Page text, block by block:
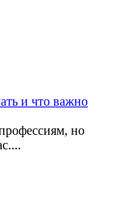
и что важно
но